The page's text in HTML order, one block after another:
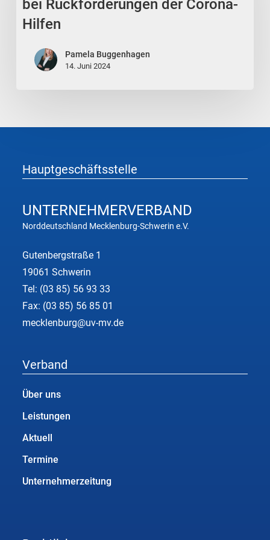
der
Hilfen
bei Rückforderungen der Corona-
Hilfen
Pamela Buggenhagen
14. Juni 2024
Hauptgeschäftsstelle
UNTERNEHMERVERBAND
Norddeutschland Mecklenburg-Schwerin e.V.
Gutenbergstraße 1
19061 Schwerin
Tel: (03 85) 56 93 33
Fax: (03 85) 56 85 01
mecklenburg@uv-mv.de
Verband
Über uns
Leistungen
Aktuell
Termine
Unternehmerzeitung